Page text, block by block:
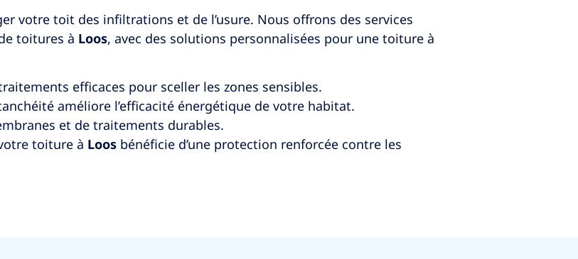
votre toit des infiltrations et de l’usure. Nous offrons des services
toitures à Loos, avec des solutions personnalisées pour une toiture à
efficaces pour sceller les zones sensibles.
améliore l’efficacité énergétique de votre habitat.
et de traitements durables.
toiture à Loos bénéficie d’une protection renforcée contre les